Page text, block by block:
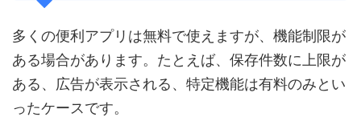
多くの便利アプリは無料で使えますが、機能制限が
ある場合があります。たとえば、保存件数に上限が
ある、広告が表示される、特定機能は有料のみとい
ったケースです。